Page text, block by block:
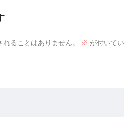
ることはありません。 ※ が付いてい